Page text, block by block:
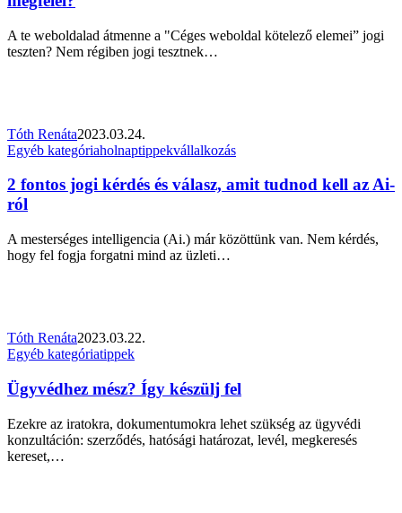
megbukik
a
„Céges
teszten.
A
oldalad
megfelel?
A te weboldalad átmenne a "Céges weboldal kötelező elemei” jogi
teszten? Nem régiben jogi tesztnek…
Tóth Renáta2023.03.24.
2
jogi
kérdés
és
amit
tudnod
Egyéb kategóriaholnaptippekvállalkozás
2 fontos jogi kérdés és válasz, amit tudnod kell az Ai-
ról
A mesterséges intelligencia (Ai.) már közöttünk van. Nem kérdés,
hogy fel fogja forgatni mind az üzleti…
Tóth Renáta2023.03.22.
Ügyvédhez
Így
készülj
fel
Egyéb kategóriatippek
Ügyvédhez mész? Így készülj fel
Ezekre az iratokra, dokumentumokra lehet szükség az ügyvédi
konzultáción: szerződés, hatósági határozat, levél, megkeresés
kereset,…